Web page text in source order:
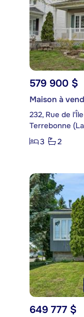
579 900 $
Maison à
232, Rue de
Terrebonne
3
2
649 777 $